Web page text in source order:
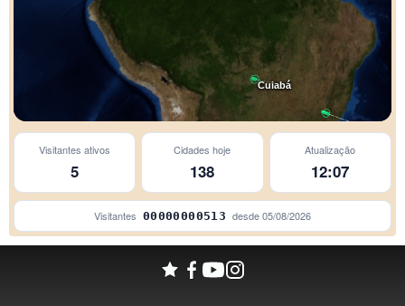
Betim
Campinas
Embu-Guaçu
Cuiabá
Visitantes ativos
5
Cidades hoje
138
Atualização
12:07
Visitantes 00000000513 desde05/08/2026